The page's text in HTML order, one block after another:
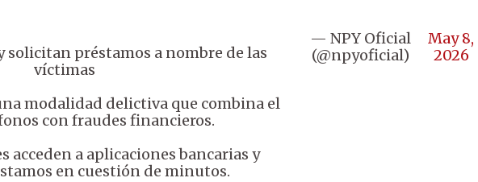
solicitan préstamos a nombre de las
víctimas
modalidad delictiva que combina el
con fraudes financieros.
acceden a aplicaciones bancarias y
en cuestión de minutos.
— NPY Oficial
(@npyoficial)
May 8,
2026